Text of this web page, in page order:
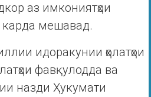
аз имкониятҳои
карда мешавад.
идоракунии ҳолатҳои
фавқулодда ва
назди Ҳукумати